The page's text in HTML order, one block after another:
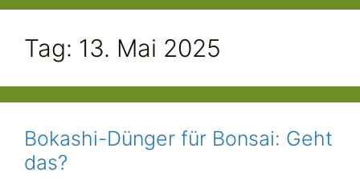
Tag: 13. Mai 2025
Bokashi-Dünger für Bonsai: Geht
das?